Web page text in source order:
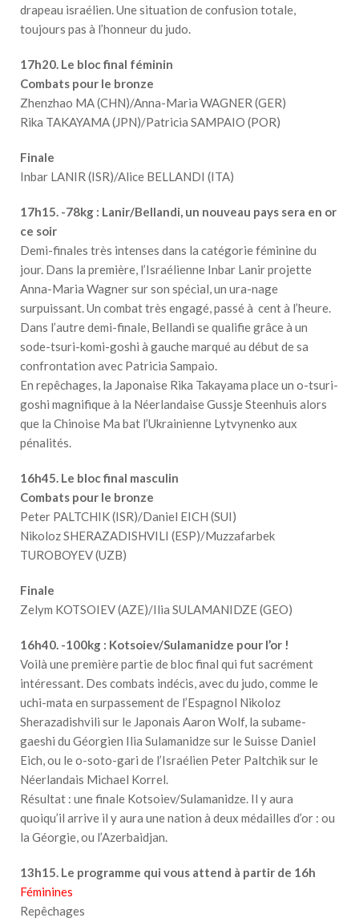
drapeau israélien. Une situation de confusion totale,
toujours pas à l’honneur du judo.
17h20. Le bloc final féminin
Combats pour le bronze
Zhenzhao MA (CHN)/Anna-Maria WAGNER (GER)
Rika TAKAYAMA (JPN)/Patricia SAMPAIO (POR)
Finale
Inbar LANIR (ISR)/Alice BELLANDI (ITA)
17h15. -78kg : Lanir/Bellandi, un nouveau pays sera en or
ce soir
Demi-finales très intenses dans la catégorie féminine du
jour. Dans la première, l’Israélienne Inbar Lanir projette
Anna-Maria Wagner sur son spécial, un ura-nage
surpuissant. Un combat très engagé, passé à cent à l’heure.
Dans l’autre demi-finale, Bellandi se qualifie grâce à un
sode-tsuri-komi-goshi à gauche marqué au début de sa
confrontation avec Patricia Sampaio.
En repêchages, la Japonaise Rika Takayama place un o-tsuri-
goshi magnifique à la Néerlandaise Gussje Steenhuis alors
que la Chinoise Ma bat l’Ukrainienne Lytvynenko aux
pénalités.
16h45. Le bloc final masculin
Combats pour le bronze
Peter PALTCHIK (ISR)/Daniel EICH (SUI)
Nikoloz SHERAZADISHVILI (ESP)/Muzzafarbek
TUROBOYEV (UZB)
Finale
Zelym KOTSOIEV (AZE)/Ilia SULAMANIDZE (GEO)
16h40. -100kg : Kotsoiev/Sulamanidze pour l’or !
Voilà une première partie de bloc final qui fut sacrément
intéressant. Des combats indécis, avec du judo, comme le
uchi-mata en surpassement de l’Espagnol Nikoloz
Sherazadishvili sur le Japonais Aaron Wolf, la subame-
gaeshi du Géorgien Ilia Sulamanidze sur le Suisse Daniel
Eich, ou le o-soto-gari de l’Israélien Peter Paltchik sur le
Néerlandais Michael Korrel.
Résultat : une finale Kotsoiev/Sulamanidze. Il y aura
quoiqu’il arrive il y aura une nation à deux médailles d’or : ou
la Géorgie, ou l’Azerbaidjan.
13h15. Le programme qui vous attend à partir de 16h
Féminines
Repêchages